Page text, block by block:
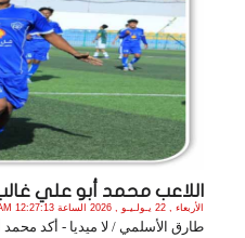
اللاعب محمد أبو علي غالب
الأربعاء , 22 يـولـيـو , 2026 الساعة 12:27:13 AM
طارق الأسلمي / لا ميديا - أكد